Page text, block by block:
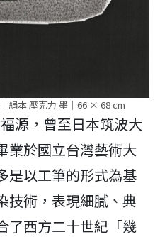
絹本 壓克力 墨｜66 × 68 cm
源，曾至日本筑波大
業於國立台灣藝術大
是以工筆的形式為基
技術，表現細膩、典
了西方二十世紀「幾